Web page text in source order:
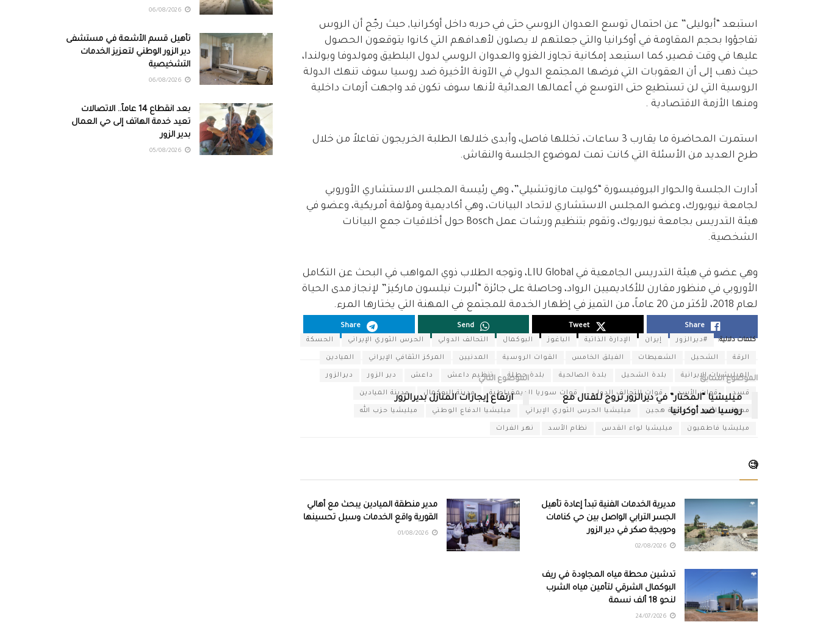
استبعد “أبوليلى” عن احتمال توسع العدوان الروسي حتى في حربه داخل أوكرانيا, حيث رجّح أن الروس
تفاجؤوا بحجم المقاومة في أوكرانيا والتي جعلتهم لا يصلون لأهدافهم التي كانوا يتوقعون الحصول
عليها في وقت قصير، كما استبعد إمكانية تجاوز الغزو والعدوان الروسي لدول البلطيق ومولدوفا وبولندا،
حيث ذهب إلى أن العقوبات التي فرضها المجتمع الدولي في الآونة الأخيرة ضد روسيا سوف تنهك الدولة
الروسية التي لن تستطيع حتى التوسع في أعمالها العدائية لأنها سوف تكون قد واجهت أزمات داخلية
ومنها الأزمة الاقتصادية .
استمرت المحاضرة ما يقارب 3 ساعات، تخللها فاصل، وأبدى خلالها الطلبة الخريجون تفاعلاً من خلال
طرح العديد من الأسئلة التي كانت تمت لموضوع الجلسة والنقاش.
أدارت الجلسة والحوار البروفيسورة “كوليت مازوتشيلي”، وهي رئيسة المجلس الاستشاري الأوروبي
لجامعة نيويورك، وعضو المجلس الاستشاري لاتحاد البيانات، وهي أكاديمية ومؤلفة أمريكية، وعضو في
هيئة التدريس بجامعة نيوريوك، وتقوم بتنظيم ورشات عمل Bosch حول أخلاقيات جمع البيانات
الشخصية.
وهي عضو في هيئة التدريس الجامعية في LIU Global، وتوجه الطلاب ذوي المواهب في البحث عن التكامل
الأوروبي في منظور مقارن للأكاديميين الرواد، وحاصلة على جائزة “ألبرت نيلسون ماركيز” لإنجاز مدى الحياة
لعام 2018، لأكثر من 20 عاماً، من التميز في إظهار الخدمة للمجتمع في المهنة التي يختارها المرء.
كلمات دلالية: #ديرالزور إيران الإدارة الذاتية الباغوز البوكمال التحالف الدولي الحرس الثوري الإيراني الحسكة
الرقة الشحيل الشعيطات الفيلق الخامس القوات الروسية المدنيين المركز الثقافي الإيراني الميادين
الميليشيات الإيرانية بلدة الشحيل بلدة الصالحية بلدة حطلة تنظيم داعش داعش دير الزور ديرالزور
قسد قوات الأسد قوات التحالف الدولي قوات سوريا الديمقراطية مدينة البوكمال مدينة الميادين
مدينة ديرالزور مدينة هجين ميليشيا الحرس الثوري الإيراني ميليشيا الدفاع الوطني ميليشيا حزب الله
ميليشيا فاطميون ميليشيا لواء القدس نظام الأسد نهر الفرات
Share
Tweet
Send
Share
الموضوع السابق
ميليشيا “المختار” في ديرالزور تروج للقتال مع
روسيا ضد أوكرانيا
الموضوع التالي
ارتفاع إيجارات المنازل بديرالزور
🧐
مديرية الخدمات الفنية تبدأ إعادة تأهيل
الجسر الترابي الواصل بين حي كنامات
وحويجة صكر في دير الزور
مدير منطقة الميادين يبحث مع أهالي
القورية واقع الخدمات وسبل تحسينها
تدشين محطة مياه المجاودة في ريف
البوكمال الشرقي لتأمين مياه الشرب
لنحو 18 ألف نسمة
تأهيل قسم الأشعة في مستشفى
دير الزور الوطني لتعزيز الخدمات
التشخيصية
بعد انقطاع 14 عاماً.. الاتصالات
تعيد خدمة الهاتف إلى حي العمال
بدير الزور